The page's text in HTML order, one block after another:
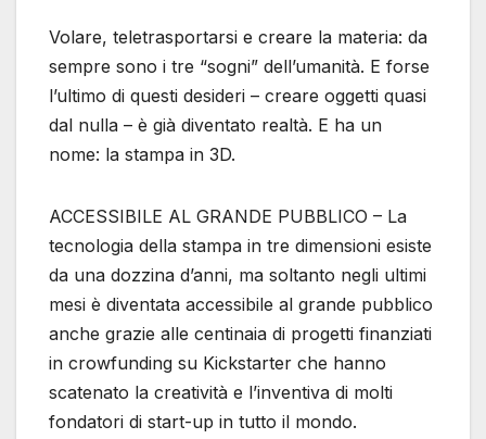
Volare, teletrasportarsi e creare la materia: da
sempre sono i tre “sogni” dell’umanità. E forse
l’ultimo di questi desideri – creare oggetti quasi
dal nulla – è già diventato realtà. E ha un
nome: la stampa in 3D.
ACCESSIBILE AL GRANDE PUBBLICO – La
tecnologia della stampa in tre dimensioni esiste
da una dozzina d’anni, ma soltanto negli ultimi
mesi è diventata accessibile al grande pubblico
anche grazie alle centinaia di progetti finanziati
in crowfunding su Kickstarter che hanno
scatenato la creatività e l’inventiva di molti
fondatori di start-up in tutto il mondo.